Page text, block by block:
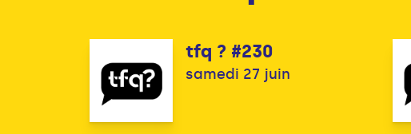
tfq ? #230
samedi 27 juin